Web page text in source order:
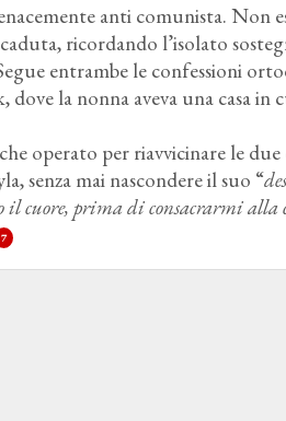
anti comunista. Non
ricordando l’isolato
entrambe le confessioni
la nonna aveva una casa
operato per riavvicinare le
senza mai nascondere il suo “
il cuore, prima di consacrarmi alla
7